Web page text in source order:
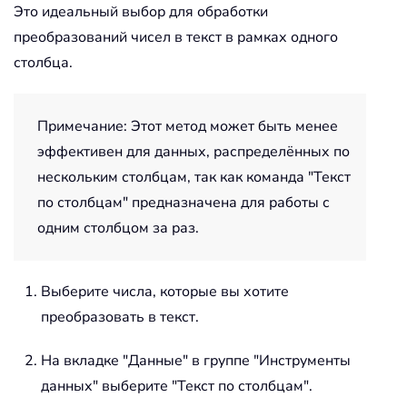
Это идеальный выбор для обработки
преобразований чисел в текст в рамках одного
столбца.
Примечание: Этот метод может быть менее
эффективен для данных, распределённых по
нескольким столбцам, так как команда "Текст
по столбцам" предназначена для работы с
одним столбцом за раз.
Выберите числа, которые вы хотите
преобразовать в текст.
На вкладке "Данные" в группе "Инструменты
данных" выберите "Текст по столбцам".